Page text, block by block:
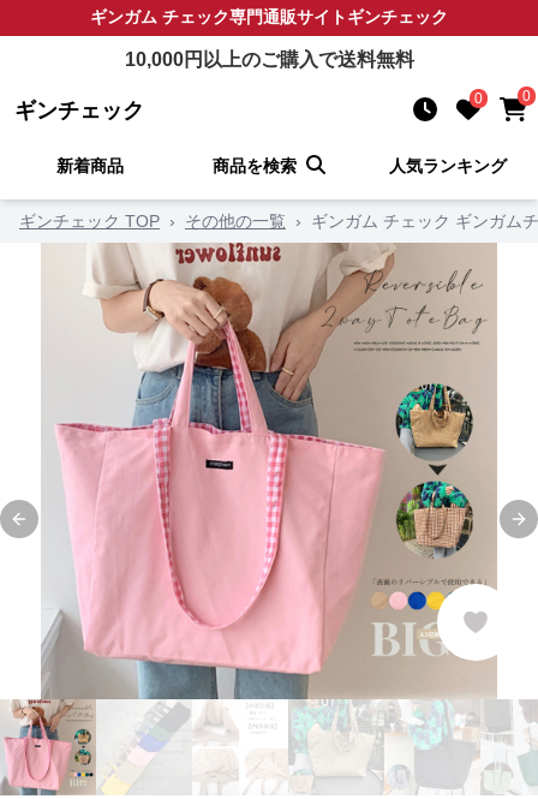
ギンガム チェック専門通販サイトギンチェック
10,000円以上のご購入で送料無料
ギンチェック 0 0
新着商品 商品を検索 人気ランキング
ギンチェック TOP › その他の一覧 › ギンガム チェック ギンガム
Previous slide